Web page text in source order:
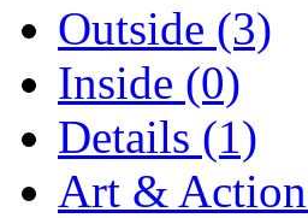
Outside (3)
Inside (0)
Details (1)
Art &